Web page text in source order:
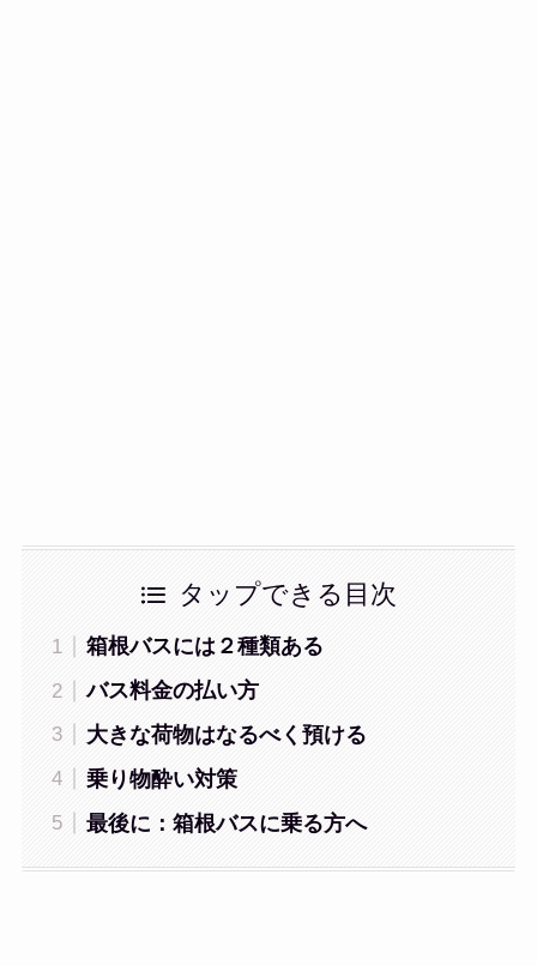
タップできる目次
箱根バスには２種類ある
バス料金の払い方
大きな荷物はなるべく預ける
乗り物酔い対策
最後に：箱根バスに乗る方へ